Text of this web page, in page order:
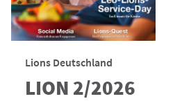
Lions Deutschland
LION 2/2026